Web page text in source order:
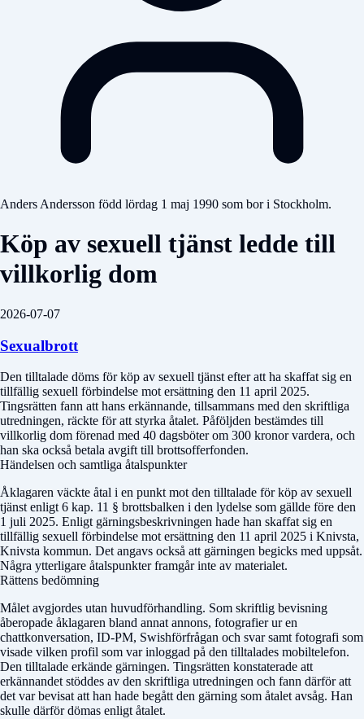
Anders Andersson född lördag 1 maj 1990 som bor i Stockholm.
Köp av sexuell tjänst ledde till
villkorlig dom
2026-07-07
Sexualbrott
Den tilltalade döms för köp av sexuell tjänst efter att ha skaffat sig en
tillfällig sexuell förbindelse mot ersättning den 11 april 2025.
Tingsrätten fann att hans erkännande, tillsammans med den skriftliga
utredningen, räckte för att styrka åtalet. Påföljden bestämdes till
villkorlig dom förenad med 40 dagsböter om 300 kronor vardera, och
han ska också betala avgift till brottsofferfonden.
Händelsen och samtliga åtalspunkter
Åklagaren väckte åtal i en punkt mot den tilltalade för köp av sexuell
tjänst enligt 6 kap. 11 § brottsbalken i den lydelse som gällde före den
1 juli 2025. Enligt gärningsbeskrivningen hade han skaffat sig en
tillfällig sexuell förbindelse mot ersättning den 11 april 2025 i Knivsta,
Knivsta kommun. Det angavs också att gärningen begicks med uppsåt.
Några ytterligare åtalspunkter framgår inte av materialet.
Rättens bedömning
Målet avgjordes utan huvudförhandling. Som skriftlig bevisning
åberopade åklagaren bland annat annons, fotografier ur en
chattkonversation, ID-PM, Swishförfrågan och svar samt fotografi som
visade vilken profil som var inloggad på den tilltalades mobiltelefon.
Den tilltalade erkände gärningen. Tingsrätten konstaterade att
erkännandet stöddes av den skriftliga utredningen och fann därför att
det var bevisat att han hade begått den gärning som åtalet avsåg. Han
skulle därför dömas enligt åtalet.